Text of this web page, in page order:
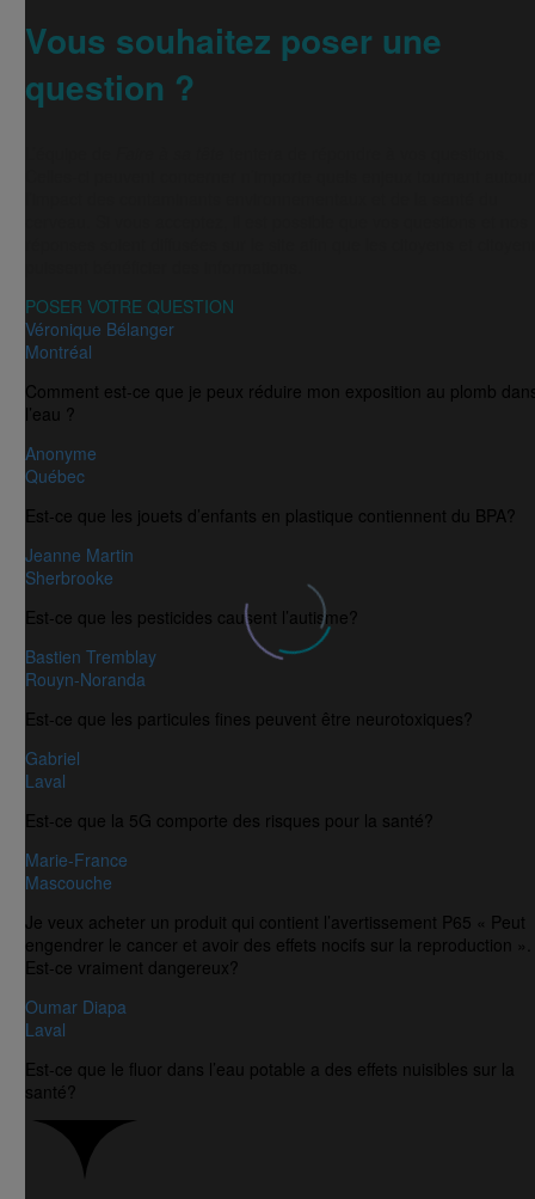
Vous souhaitez poser une
question ?
POSER VOTRE QUESTION
Véronique Bélanger
Montréal
Comment est-ce que je peux réduire mon exposition au plomb
l’eau ?
Anonyme
Québec
Est-ce que les jouets d’enfants en plastique contiennent du BPA?
Jeanne Martin
Sherbrooke
Est-ce que les pesticides causent l’autisme?
Bastien Tremblay
Rouyn-Noranda
Est-ce que les particules fines peuvent être neurotoxiques?
Gabriel
Laval
Est-ce que la 5G comporte des risques pour la santé?
Marie-France
Mascouche
Je veux acheter un produit qui contient l’avertissement P65 « Peut
engendrer le cancer et avoir des effets nocifs sur la reproduction ».
Est-ce vraiment dangereux?
Oumar Diapa
Laval
Est-ce que le fluor dans l’eau potable a des effets nuisibles sur la
santé?